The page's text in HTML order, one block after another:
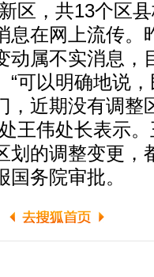
区，共13个区
息在网上流传。
动属不实消息，
“可以明确地说
，近期没有调整
王伟处长表示
划的调整变更，
务院审批。